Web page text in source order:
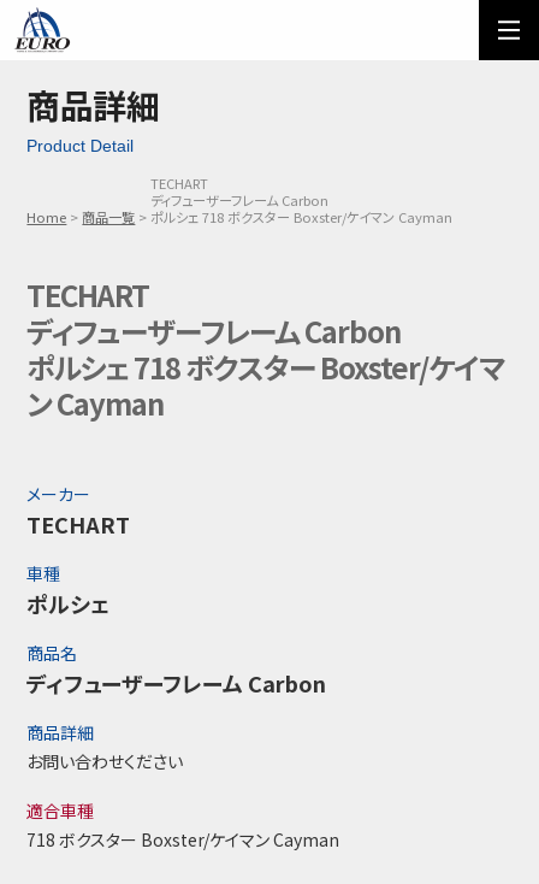
ご利用方法
メール問い合わせ
03-5674-7742
商品詳細
Product Detail
Home 商品一覧
TECHART
ディフューザーフレーム Carbon
ポルシェ 718 ボクスター Boxster/ケイマン Cayman
TECHART
ディフューザーフレーム Carbon
ポルシェ 718 ボクスター Boxster/ケイマ
ン Cayman
メーカー
TECHART
車種
ポルシェ
商品名
ディフューザーフレーム Carbon
商品詳細
お問い合わせください
適合車種
718 ボクスター Boxster/ケイマン Cayman